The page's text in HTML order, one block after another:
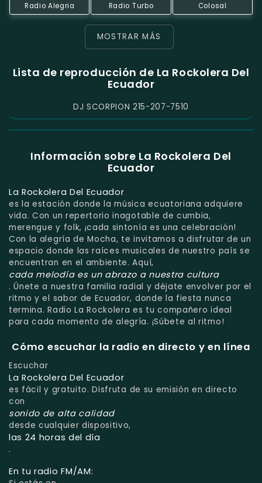
Radio Alegria Radio Turbo Colosal
MOSTRAR MÁS
Lista de reproducción de La Rockolera Del
Ecuador
DJ SCORPION 215-207-7510
Información sobre La Rockolera Del
Ecuador
La Rockolera Del Ecuador
es la estación donde la música ecuatoriana adquiere
vida. Con un repertorio inagotable de cumbia,
merengue y folk, ¡cada sintonía es una celebración!
Con la alegría de Mocha, te invitamos a disfrutar de un
espacio donde las raíces musicales de nuestro país se
encuentran en el ambiente. Aquí,
cada melodía es un abrazo a nuestra cultura
. Únete a nuestra familia radial y déjate envolver por el
ritmo y el sabor de Ecuador, donde la fiesta nunca
termina. Radio La Rockolera es tu compañero ideal
para cada momento de alegría. ¡Súbete al ritmo!
Cómo escuchar la radio en directo y en línea
Escuchar
La Rockolera Del Ecuador
es fácil y gratuito. Disfruta de su emisión en directo
con
sonido de alta calidad
desde cualquier dispositivo,
las 24 horas del día
.
En tu radio FM/AM: